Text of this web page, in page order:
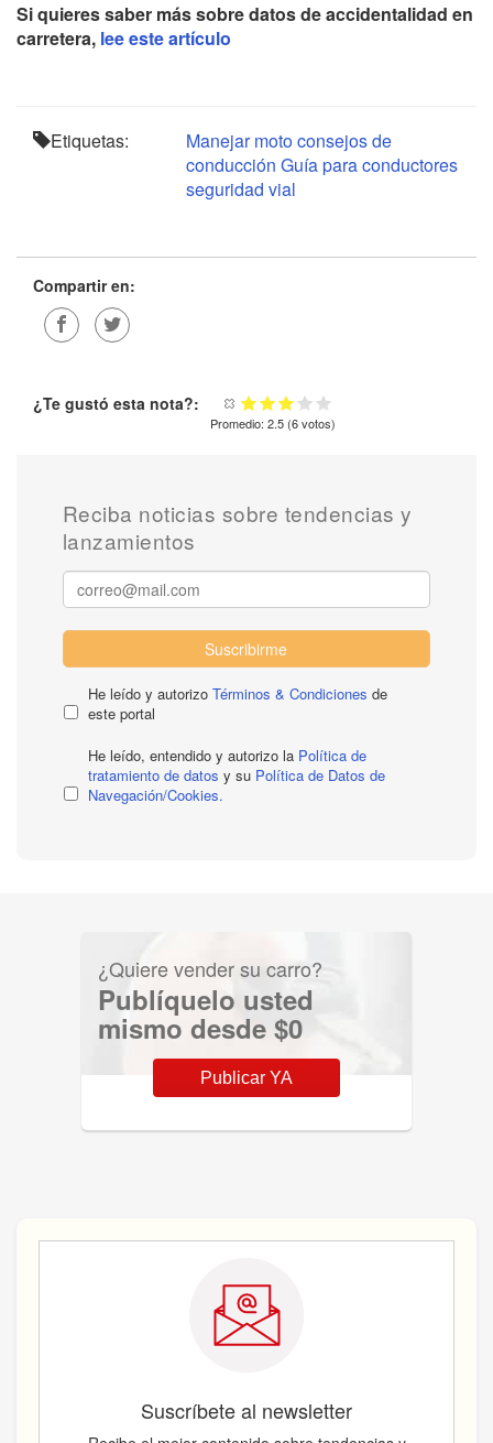
Si quieres saber más sobre datos de accidentalidad en
carretera, lee este artículo
Etiquetas: Manejar motoconsejos de
conducción Guía para conductores
seguridad vial
Compartir en:
¿Te gustó esta nota?:
Promedio: 2.5 (6votos)
Reciba noticias sobre tendencias y
lanzamientos
Suscribirme
He leído y autorizo Términos & Condiciones de
este portal
He leído, entendido y autorizo la Política de
tratamiento de datos y su Política de Datos de
Navegación/Cookies.
¿Quiere vender su carro?
Publíquelo usted
mismo desde $0
Publicar YA
Suscríbete al newsletter